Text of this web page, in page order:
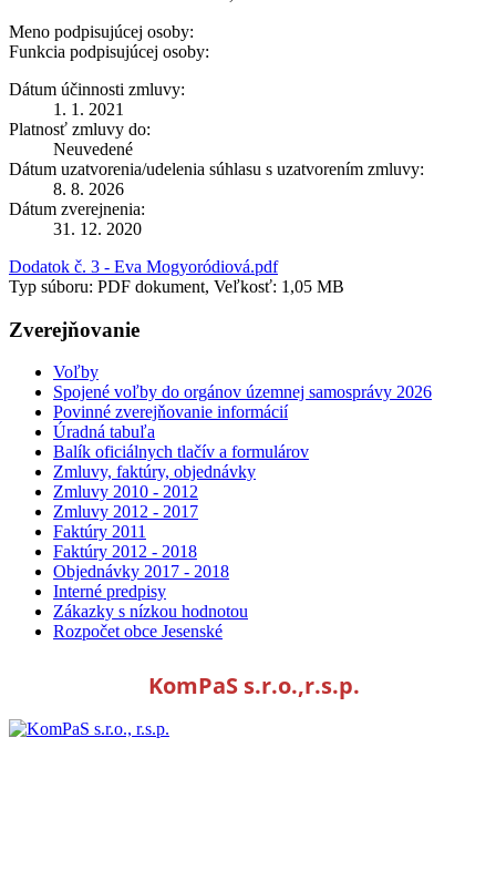
Meno podpisujúcej osoby:
Funkcia podpisujúcej osoby:
Dátum účinnosti zmluvy:
1. 1. 2021
Platnosť zmluvy do:
Neuvedené
Dátum uzatvorenia/udelenia súhlasu s uzatvorením zmluvy:
8. 8. 2026
Dátum zverejnenia:
31. 12. 2020
Dodatok č. 3 - Eva Mogyoródiová.pdf
Typ súboru: PDF dokument, Veľkosť: 1,05 MB
Zverejňovanie
Voľby
Spojené voľby do orgánov územnej samosprávy 2026
Povinné zverejňovanie informácií
Úradná tabuľa
Balík oficiálnych tlačív a formulárov
Zmluvy, faktúry, objednávky
Zmluvy 2010 - 2012
Zmluvy 2012 - 2017
Faktúry 2011
Faktúry 2012 - 2018
Objednávky 2017 - 2018
Interné predpisy
Zákazky s nízkou hodnotou
Rozpočet obce Jesenské
KomPaS s.r.o.,r.s.p.